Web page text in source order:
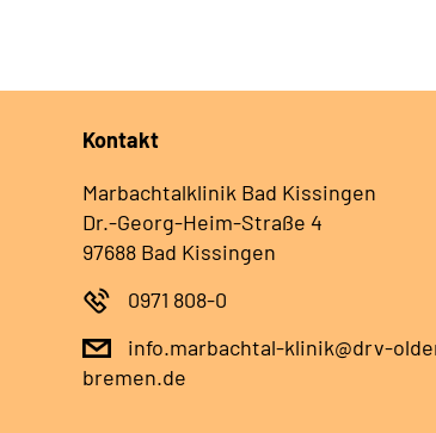
Kontakt
Marbachtalklinik Bad Kissingen
Dr.-Georg-Heim-Straße 4
97688 Bad Kissingen
0971 808-0
info.marbachtal-klinik@drv-
bremen.de